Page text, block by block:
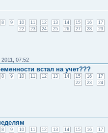
8 9 10 11 12 13 14 15 16
17
22
23 24 25 26 27 28 29
2011, 07:52
встал на учет???
8 9 10 11 12 13 14 15 16
17
22
23 24
8 9 10 11 12 13 14 15 16
17